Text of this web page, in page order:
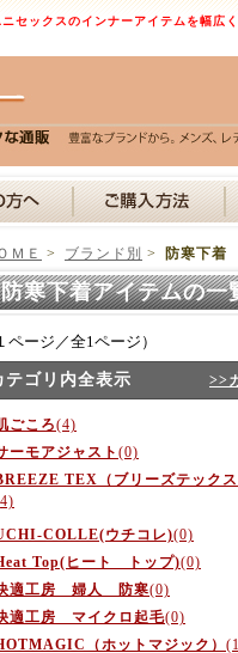
セックスのインナーアイテムを幅広
ＭＥ > ブランド別 > 防寒下着
防寒下着アイテムの
ページ／全1ページ）
テゴリ内全表示 >>
ごころ(4)
ーモアジャスト (0)
TEX（ブリーズテック
COLLE(ウチコレ)(0)
Top(ヒート トップ)(0)
適工房 婦人 防寒(0)
適工房 マイクロ起毛(0)
（ホットマジック）